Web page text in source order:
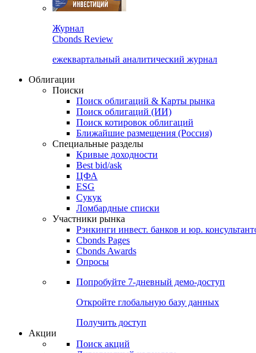
Журнал
Cbonds Review
ежеквартальный аналитический журнал
Облигации
Поиски
Поиск облигаций & Карты рынка
Поиск облигаций (ИИ)
Поиск котировок облигаций
Ближайшие размещения (Россия)
Специальные разделы
Кривые доходности
Best bid/ask
ЦФА
ESG
Сукук
Ломбардные списки
Участники рынка
Рэнкинги инвест. банков и юр.
Cbonds Pages
Cbonds Awards
Опросы
Попробуйте7-дневный
Откройте глобальную базу данных